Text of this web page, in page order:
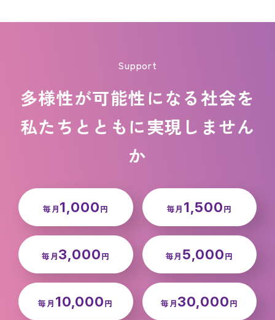
Support
多様性が可能性になる社会を
私たちとともに実現しません
か
毎月1,000円 毎月 1,500円
毎月3,000円 毎月 5,000円
毎月 10,000円 毎月30,000円